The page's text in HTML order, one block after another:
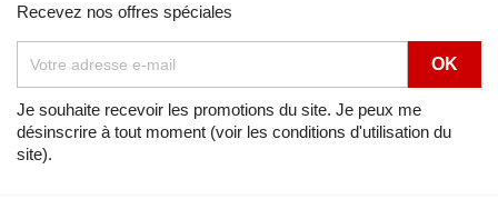
BOITE DE VITESSES
Lien
Voir
Shadow CANDY WINE BERRY RED-U (R114) de 1990
Vue éclatée
BOITE DE VITESSES
Lien
Recevez nos offres spéciales
Je souhaite recevoir les promotions du site. Je peux me
désinscrire à tout moment (voir les conditions d'utilisation du
site).